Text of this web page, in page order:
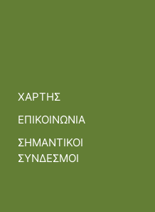
ΧΑΡΤΗΣ
ΕΠΙΚΟΙΝΩΝΙΑ
ΣΗΜΑΝΤΙΚΟΙ
ΣΥΝΔΕΣΜΟΙ